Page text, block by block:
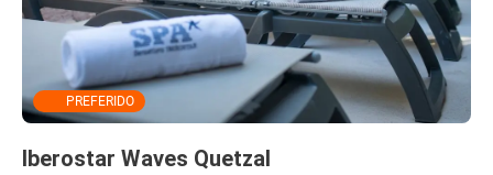
PREFERIDO
Iberostar Waves Quetzal